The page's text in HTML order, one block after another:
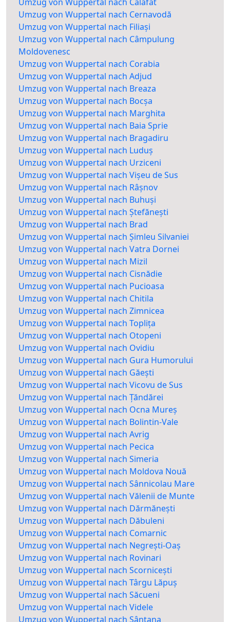
Umzug von Wuppertal nach Cernavodă
Umzug von Wuppertal nach Filiași
Umzug von Wuppertal nach Câmpulung
Moldovenesc
Umzug von Wuppertal nach Corabia
Umzug von Wuppertal nach Adjud
Umzug von Wuppertal nach Breaza
Umzug von Wuppertal nach Bocșa
Umzug von Wuppertal nach Marghita
Umzug von Wuppertal nach Baia Sprie
Umzug von Wuppertal nach Bragadiru
Umzug von Wuppertal nach Luduș
Umzug von Wuppertal nach Urziceni
Umzug von Wuppertal nach Vișeu de Sus
Umzug von Wuppertal nach Râșnov
Umzug von Wuppertal nach Buhuși
Umzug von Wuppertal nach Ștefănești
Umzug von Wuppertal nach Brad
Umzug von Wuppertal nach Șimleu Silvaniei
Umzug von Wuppertal nach Vatra Dornei
Umzug von Wuppertal nach Mizil
Umzug von Wuppertal nach Cisnădie
Umzug von Wuppertal nach Pucioasa
Umzug von Wuppertal nach Chitila
Umzug von Wuppertal nach Zimnicea
Umzug von Wuppertal nach Toplița
Umzug von Wuppertal nach Otopeni
Umzug von Wuppertal nach Ovidiu
Umzug von Wuppertal nach Gura Humorului
Umzug von Wuppertal nach Găești
Umzug von Wuppertal nach Vicovu de Sus
Umzug von Wuppertal nach Țăndărei
Umzug von Wuppertal nach Ocna Mureș
Umzug von Wuppertal nach Bolintin-Vale
Umzug von Wuppertal nach Avrig
Umzug von Wuppertal nach Pecica
Umzug von Wuppertal nach Simeria
Umzug von Wuppertal nach Moldova Nouă
Umzug von Wuppertal nach Sânnicolau Mare
Umzug von Wuppertal nach Vălenii de Munte
Umzug von Wuppertal nach Dărmănești
Umzug von Wuppertal nach Dăbuleni
Umzug von Wuppertal nach Comarnic
Umzug von Wuppertal nach Negrești-Oaș
Umzug von Wuppertal nach Rovinari
Umzug von Wuppertal nach Scornicești
Umzug von Wuppertal nach Târgu Lăpuș
Umzug von Wuppertal nach Săcueni
Umzug von Wuppertal nach Videle
Umzug von Wuppertal nach Sântana